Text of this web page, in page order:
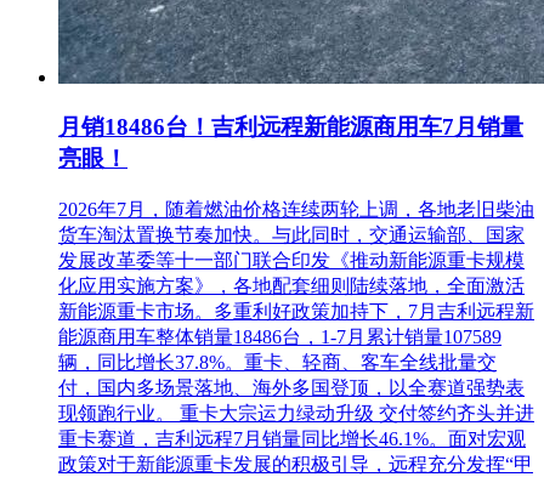
月销18486台！吉利远程新能源商用车7月销量
亮眼！
2026年7月，随着燃油价格连续两轮上调，各地老旧柴油
货车淘汰置换节奏加快。与此同时，交通运输部、国家
发展改革委等十一部门联合印发《推动新能源重卡规模
化应用实施方案》，各地配套细则陆续落地，全面激活
新能源重卡市场。多重利好政策加持下，7月吉利远程新
能源商用车整体销量18486台，1-7月累计销量107589
辆，同比增长37.8%。重卡、轻商、客车全线批量交
付，国内多场景落地、海外多国登顶，以全赛道强势表
现领跑行业。 重卡大宗运力绿动升级 交付签约齐头并进
重卡赛道，吉利远程7月销量同比增长46.1%。面对宏观
政策对于新能源重卡发展的积极引导，远程充分发挥“甲